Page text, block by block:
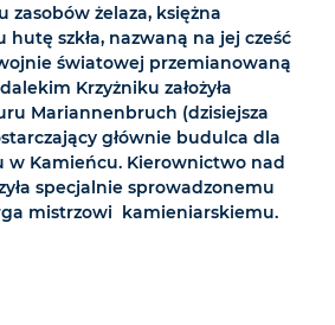
zasobów żelaza, księżna
hutę szkła, nazwaną na jej cześć
światowej przemianowaną
Krzyżniku założyła
Mariannenbruch (dzisiejsza
głównie budulca dla
w Kamieńcu. Kierownictwo nad
specjalnie sprowadzonemu
mistrzowi kamieniarskiemu.